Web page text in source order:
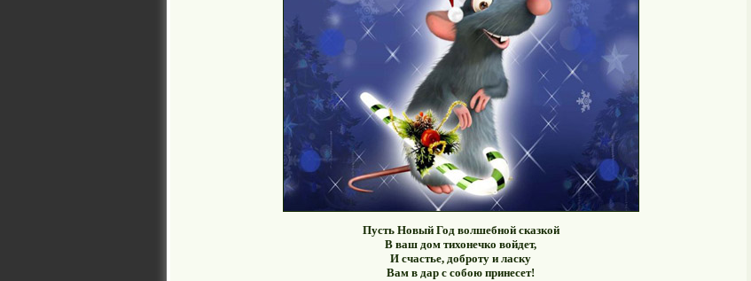
Пусть Новый Год волшебной сказкой
В ваш дом тихонечко войдет,
И счастье, доброту и ласку
Вам в дар с собою принесет!